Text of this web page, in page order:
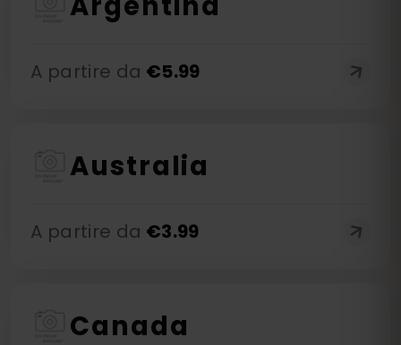
A partire da €5.99
Australia
A partire da €3.99
Canada